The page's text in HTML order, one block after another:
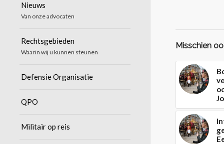
Nieuws
Van onze advocaten
Rechtsgebieden
Waarin wij u kunnen steunen
Defensie Organisatie
QPO
Militair op reis
Misschien